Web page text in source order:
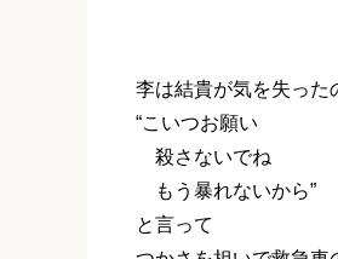
李は結貴が気を失った
“こいつお願い
殺さないでね
もう暴れないから”
と言って